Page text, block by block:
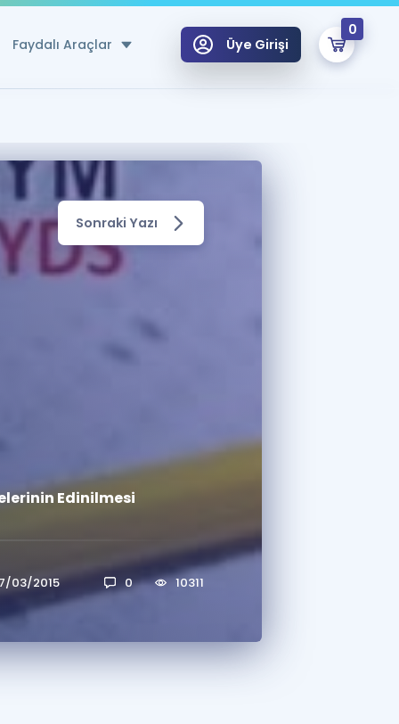
Faydalı Araçlar
Özel Sözlük
Hesaplama Aracı
için Öneriler
İlgili Haberler
Üye Girişi
0
Sepetin Şu An Boş.
Hoca ile seni sınava hazırlayacak onlarca eğitim seni bekliyor!
Sonraki Yazı
Edinilmesi
03/2015 0 10311